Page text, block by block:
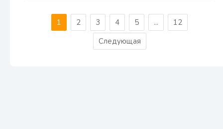
1 2 3 4 5 ...
12
Следующая